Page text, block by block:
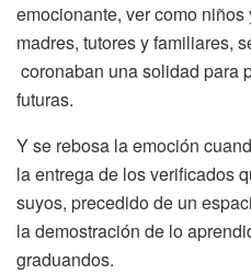
emocionante, ver como
madres, tutores y familiares,
coronaban una solidad para
futuras.
Y se rebosa la emoción
la entrega de los verificados
suyos, precedido de un
la demostración de lo
graduandos.